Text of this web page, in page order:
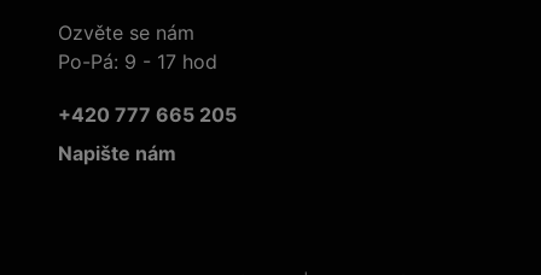
Ozvěte se nám
Po-Pá: 9 - 17 hod
+420 777 665 205
Napište nám